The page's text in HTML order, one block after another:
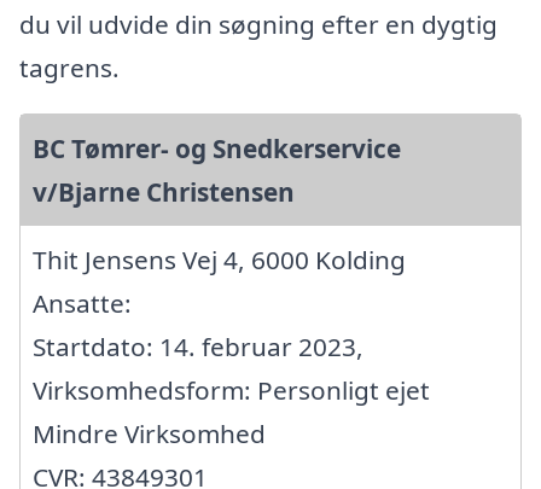
du vil udvide din søgning efter en dygtig
tagrens.
BC Tømrer- og Snedkerservice
v/Bjarne Christensen
Thit Jensens Vej 4, 6000 Kolding
Ansatte:
Startdato: 14. februar 2023,
Virksomhedsform: Personligt ejet
Mindre Virksomhed
CVR: 43849301